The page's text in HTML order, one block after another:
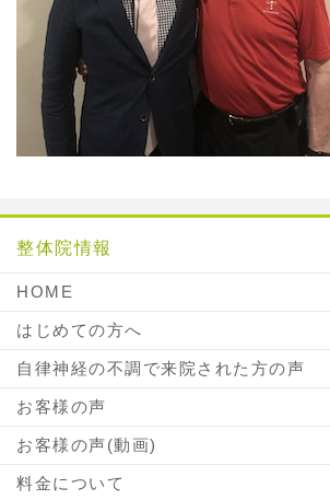
整体院情報
HOME
はじめての方へ
自律神経の不調で来院された方の声
お客様の声
お客様の声(動画)
料金について